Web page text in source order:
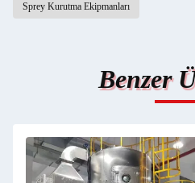
Sprey Kurutma Ekipmanları
Benzer